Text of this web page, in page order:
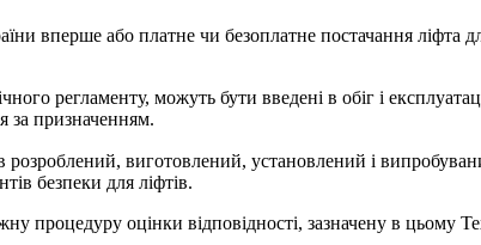
вперше або платне чи безоплатне постачання ліфта
регламенту, можуть бути введені в обіг і
за призначенням.
виготовлений, установлений і
безпеки для ліфтів.
оцінки відповідності, зазначену в цьому